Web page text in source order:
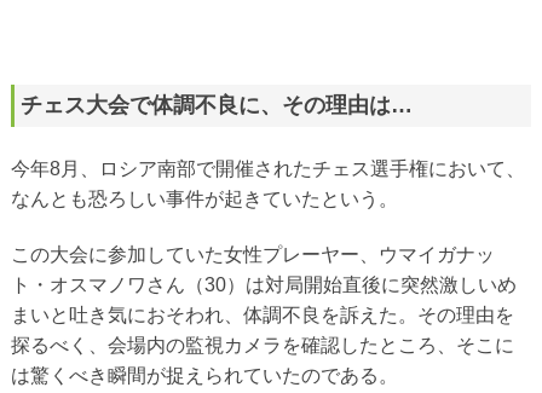
チェス大会で体調不良に、その理由は…
今年8月、ロシア南部で開催されたチェス選手権において、
なんとも恐ろしい事件が起きていたという。
この大会に参加していた女性プレーヤー、ウマイガナッ
ト・オスマノワさん（30）は対局開始直後に突然激しいめ
まいと吐き気におそわれ、体調不良を訴えた。その理由を
探るべく、会場内の監視カメラを確認したところ、そこに
は驚くべき瞬間が捉えられていたのである。